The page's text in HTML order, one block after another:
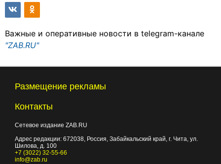
Важные и оперативные новости в telegram-канале
"ZAB.RU"
Размещение рекламы
Контакты
Сетевое издание ZAB.RU
Адрес редакции: 672038 , Россия, Забайкальский край, г. Чита ул.
Шилова, д. 100
+7 (3022) 32-55-66
info@zab.ru